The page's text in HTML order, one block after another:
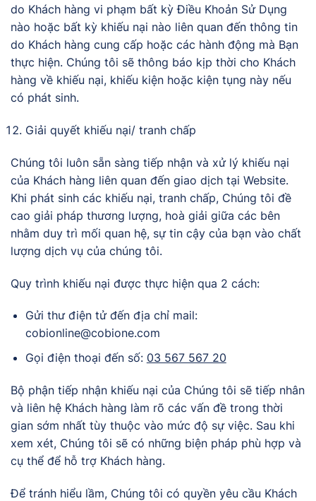
do Khách hàng vi phạm bất kỳ Điều Khoản Sử Dụng
nào hoặc bất kỳ khiếu nại nào liên quan đến thông tin
do Khách hàng cung cấp hoặc các hành động mà Bạn
thực hiện. Chúng tôi sẽ thông báo kịp thời cho Khách
hàng về khiếu nại, khiếu kiện hoặc kiện tụng này nếu
có phát sinh.
Giải quyết khiếu nại/ tranh chấp
Chúng tôi luôn sẵn sàng tiếp nhận và xử lý khiếu nại
của Khách hàng liên quan đến giao dịch tại Website.
Khi phát sinh các khiếu nại, tranh chấp, Chúng tôi đề
cao giải pháp thương lượng, hoà giải giữa các bên
nhằm duy trì mối quan hệ, sự tin cậy của bạn vào chất
lượng dịch vụ của chúng tôi.
Quy trình khiếu nại được thực hiện qua 2 cách:
Gửi thư điện tử đến địa chỉ mail:
cobionline@cobione.com
Gọi điện thoại đến số: 03 567 567 20
Bộ phận tiếp nhận khiếu nại của Chúng tôi sẽ tiếp nhân
và liên hệ Khách hàng làm rõ các vấn đề trong thời
gian sớm nhất tùy thuộc vào mức độ sự việc. Sau khi
xem xét, Chúng tôi sẽ có những biện pháp phù hợp và
cụ thể để hỗ trợ Khách hàng.
Để tránh hiểu lầm, Chúng tôi có quyền yêu cầu Khách